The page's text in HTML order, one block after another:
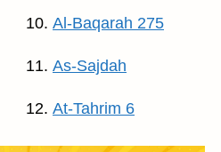
Al-Baqarah 275
As-Sajdah
At-Tahrim 6